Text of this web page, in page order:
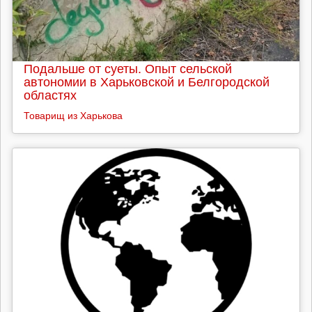
Подальше от суеты. Опыт сельской
автономии в Харьковской и Белгородской
областях
Товарищ из Харькова